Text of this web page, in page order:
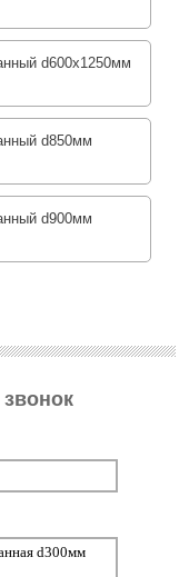
d600х1250мм
d850мм
d900мм